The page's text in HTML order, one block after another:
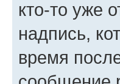
кто-то уже
надпись,
время